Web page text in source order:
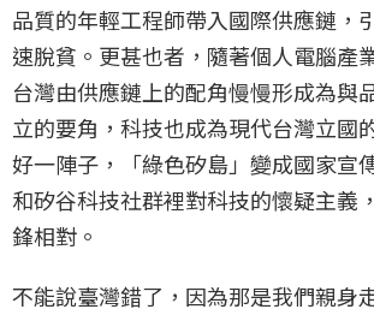
品質的年輕工程師帶入國際供應鏈，
速脫貧。更甚也者，隨著個人電腦產
台灣由供應鏈上的配角慢慢形成為與
立的要角，科技也成為現代台灣立國
好一陣子，「綠色矽島」變成國家宣
和矽谷科技社群裡對科技的懷疑主義
鋒相對。
不能說臺灣錯了，因為那是我們親身